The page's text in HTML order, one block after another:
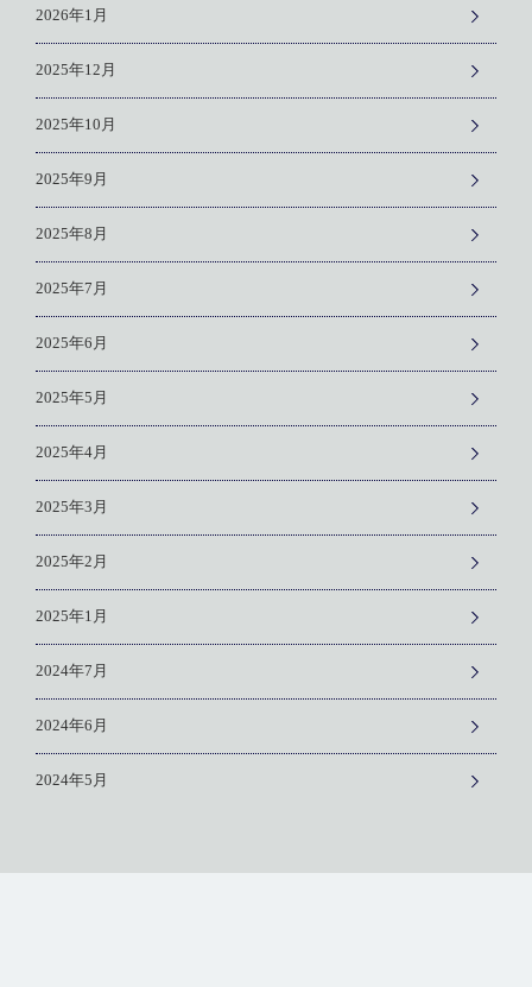
2026年1月
2025年12月
2025年10月
2025年9月
2025年8月
2025年7月
2025年6月
2025年5月
2025年4月
2025年3月
2025年2月
2025年1月
2024年7月
2024年6月
2024年5月